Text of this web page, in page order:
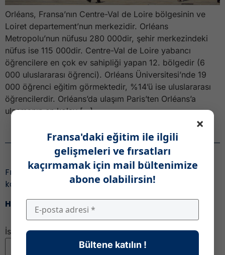
Orléans, Fransa’nın Centre-Val de Loire bölgesinin ve
Loiret departement’nun merkezidir. Orléans
Metropolu’nun nüfusu 280 000dir, şehir merkezindeki
nüfus ise 115 000dir. Centre-Val de Loire yabancı
öğrencilere en çok ev sahipliği yapan 12. bölgedir (6
000 uluslararası öğrenci). Orléans Üniversitesi’nde 19
000 öğrenci eğitim görmektedir, %14’ü ise uluslararası
öğrencilerdir. Orléans’da ulaşım Paris’ten Orléans’a
ulaşmanın en kolay […]
Haber Bülteni
Fransa’daki eğitim ile ilgili gelişmeleri ve fırsatları
kaçırmamak için,
Haber bültenimize katıl!
İsim
×
Fransa'daki eğitim ile ilgili
gelişmeleri ve fırsatları
kaçırmamak için mail bültenimize
abone olabilirsin!
Bültene katılın !